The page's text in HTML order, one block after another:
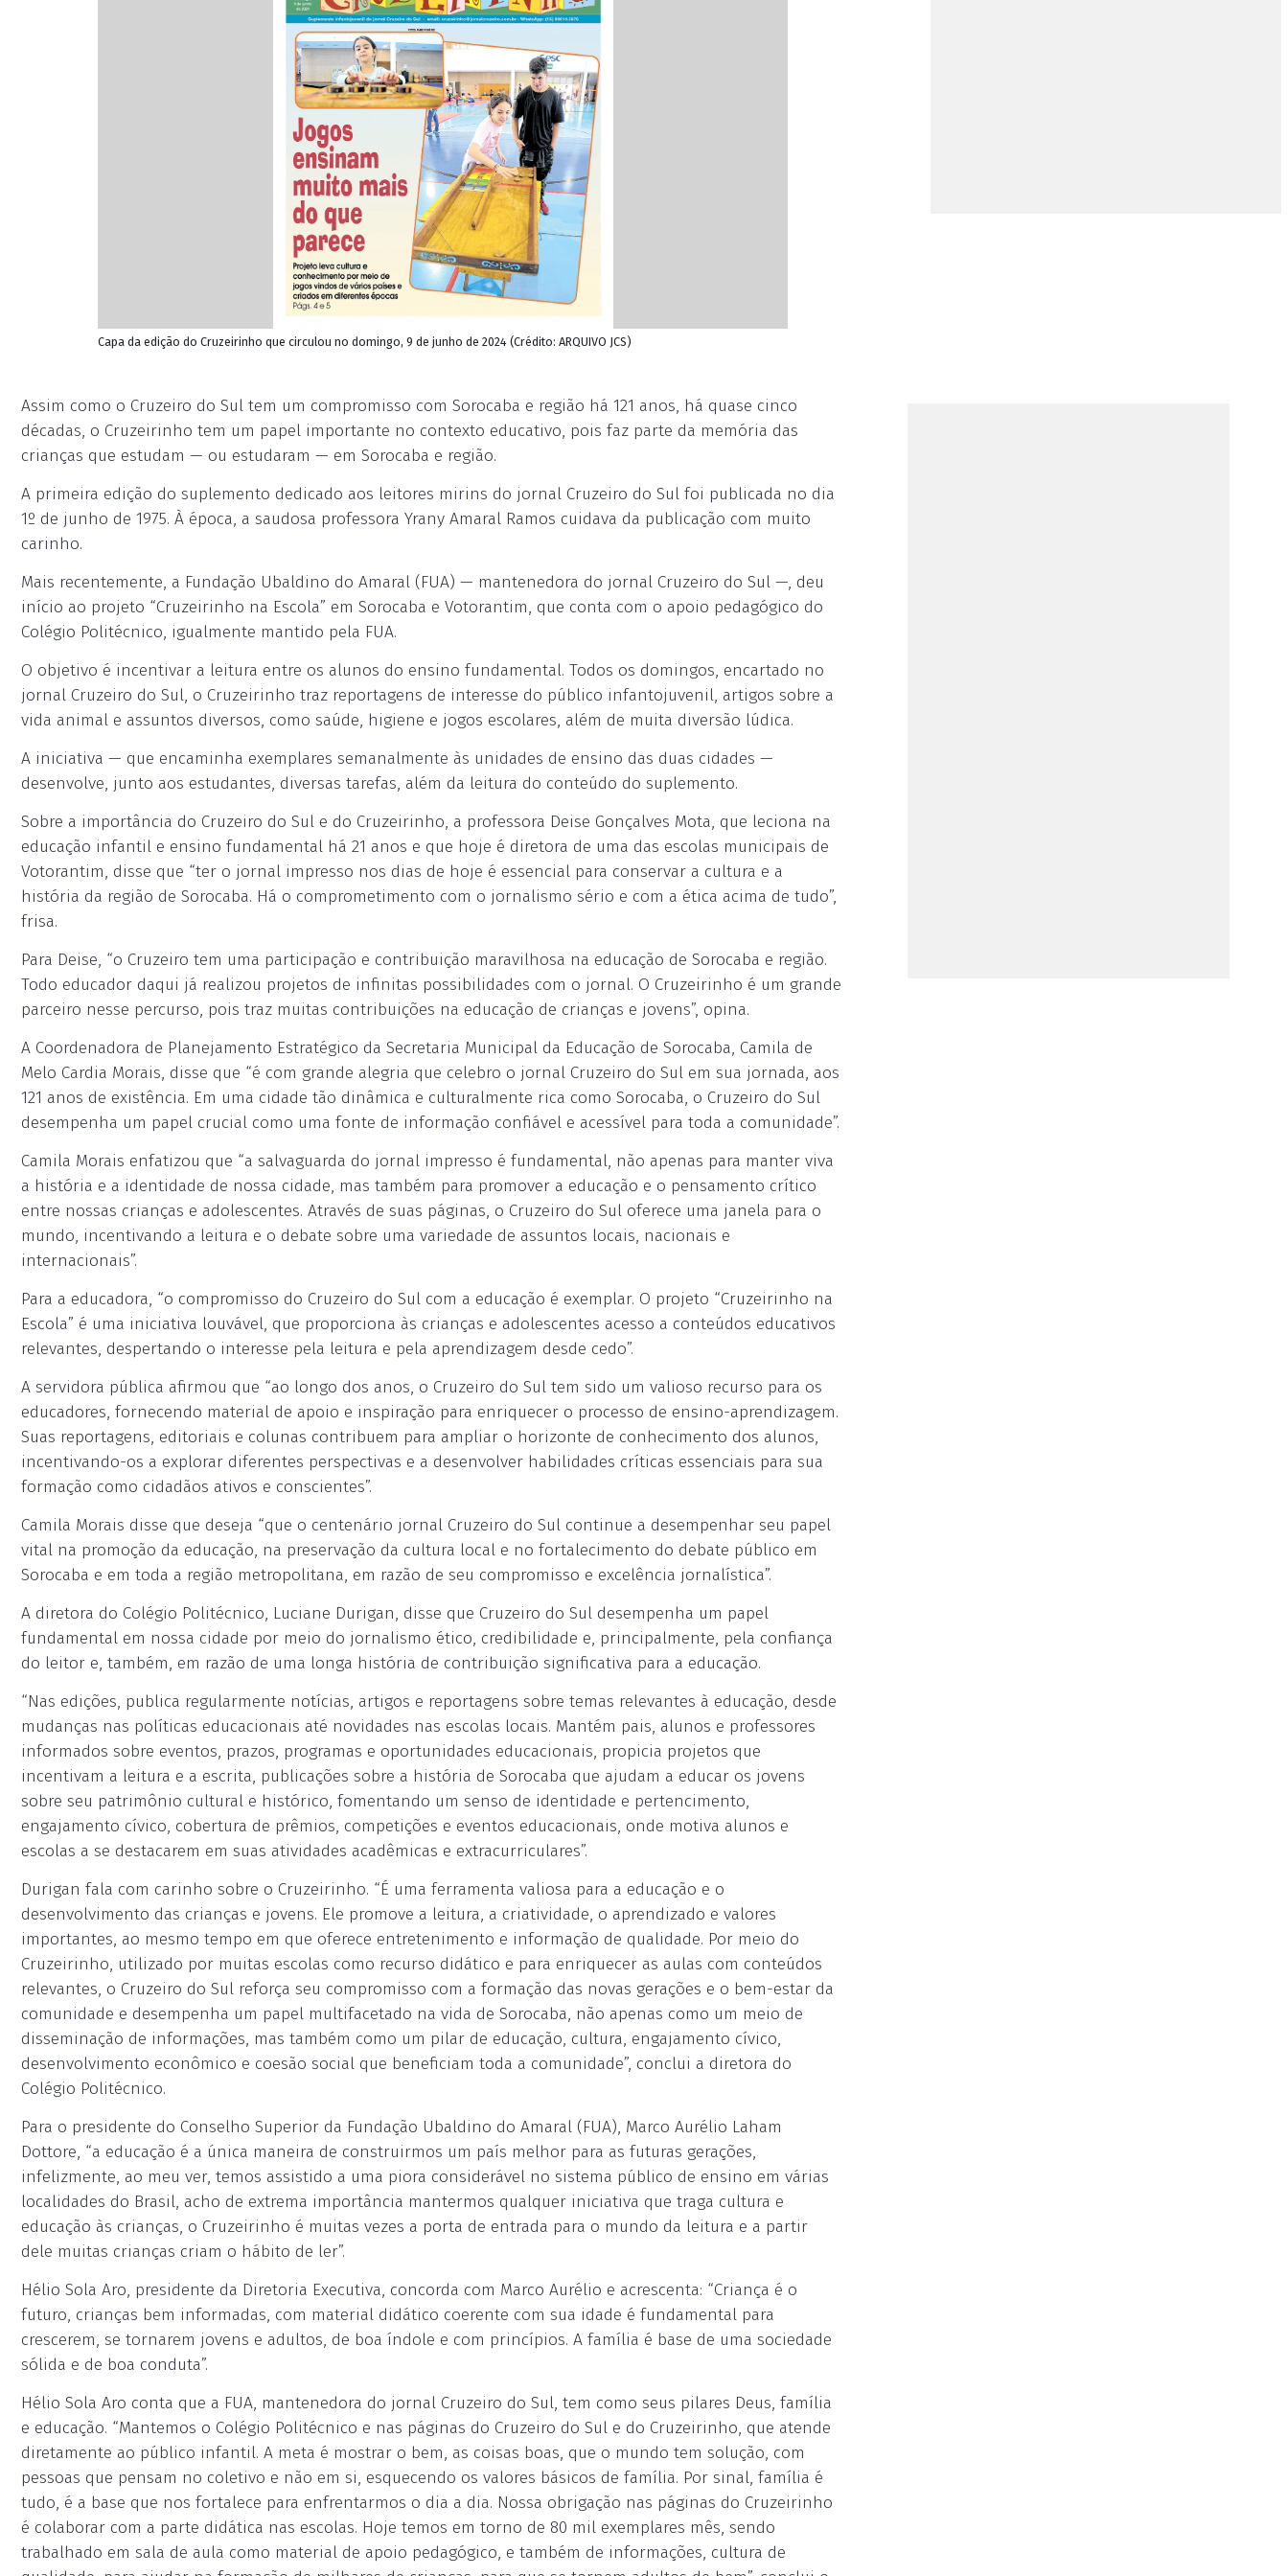
Capa da edição do Cruzeirinho que circulou no domingo, 9 de junho de 2024 (Crédito: ARQUIVO JCS)
Assim como o Cruzeiro do Sul tem um compromisso com Sorocaba e região há 121 anos, há quase cinco
décadas, o Cruzeirinho tem um papel importante no contexto educativo, pois faz parte da memória das
crianças que estudam — ou estudaram — em Sorocaba e região.
A primeira edição do suplemento dedicado aos leitores mirins do jornal Cruzeiro do Sul foi publicada no dia
1º de junho de 1975. À época, a saudosa professora Yrany Amaral Ramos cuidava da publicação com muito
carinho.
Mais recentemente, a Fundação Ubaldino do Amaral (FUA) — mantenedora do jornal Cruzeiro do Sul —, deu
início ao projeto “Cruzeirinho na Escola” em Sorocaba e Votorantim, que conta com o apoio pedagógico do
Colégio Politécnico, igualmente mantido pela FUA.
O objetivo é incentivar a leitura entre os alunos do ensino fundamental. Todos os domingos, encartado no
jornal Cruzeiro do Sul, o Cruzeirinho traz reportagens de interesse do público infantojuvenil, artigos sobre a
vida animal e assuntos diversos, como saúde, higiene e jogos escolares, além de muita diversão lúdica.
A iniciativa — que encaminha exemplares semanalmente às unidades de ensino das duas cidades —
desenvolve, junto aos estudantes, diversas tarefas, além da leitura do conteúdo do suplemento.
Sobre a importância do Cruzeiro do Sul e do Cruzeirinho, a professora Deise Gonçalves Mota, que leciona na
educação infantil e ensino fundamental há 21 anos e que hoje é diretora de uma das escolas municipais de
Votorantim, disse que “ter o jornal impresso nos dias de hoje é essencial para conservar a cultura e a
história da região de Sorocaba. Há o comprometimento com o jornalismo sério e com a ética acima de tudo”,
frisa.
Para Deise, “o Cruzeiro tem uma participação e contribuição maravilhosa na educação de Sorocaba e região.
Todo educador daqui já realizou projetos de infinitas possibilidades com o jornal. O Cruzeirinho é um grande
parceiro nesse percurso, pois traz muitas contribuições na educação de crianças e jovens”, opina.
A Coordenadora de Planejamento Estratégico da Secretaria Municipal da Educação de Sorocaba, Camila de
Melo Cardia Morais, disse que “é com grande alegria que celebro o jornal Cruzeiro do Sul em sua jornada, aos
121 anos de existência. Em uma cidade tão dinâmica e culturalmente rica como Sorocaba, o Cruzeiro do Sul
desempenha um papel crucial como uma fonte de informação confiável e acessível para toda a comunidade”.
Camila Morais enfatizou que “a salvaguarda do jornal impresso é fundamental, não apenas para manter viva
a história e a identidade de nossa cidade, mas também para promover a educação e o pensamento crítico
entre nossas crianças e adolescentes. Através de suas páginas, o Cruzeiro do Sul oferece uma janela para o
mundo, incentivando a leitura e o debate sobre uma variedade de assuntos locais, nacionais e
internacionais”.
Para a educadora, “o compromisso do Cruzeiro do Sul com a educação é exemplar. O projeto “Cruzeirinho na
Escola” é uma iniciativa louvável, que proporciona às crianças e adolescentes acesso a conteúdos educativos
relevantes, despertando o interesse pela leitura e pela aprendizagem desde cedo”.
A servidora pública afirmou que “ao longo dos anos, o Cruzeiro do Sul tem sido um valioso recurso para os
educadores, fornecendo material de apoio e inspiração para enriquecer o processo de ensino-aprendizagem.
Suas reportagens, editoriais e colunas contribuem para ampliar o horizonte de conhecimento dos alunos,
incentivando-os a explorar diferentes perspectivas e a desenvolver habilidades críticas essenciais para sua
formação como cidadãos ativos e conscientes”.
Camila Morais disse que deseja “que o centenário jornal Cruzeiro do Sul continue a desempenhar seu papel
vital na promoção da educação, na preservação da cultura local e no fortalecimento do debate público em
Sorocaba e em toda a região metropolitana, em razão de seu compromisso e excelência jornalística”.
A diretora do Colégio Politécnico, Luciane Durigan, disse que Cruzeiro do Sul desempenha um papel
fundamental em nossa cidade por meio do jornalismo ético, credibilidade e, principalmente, pela confiança
do leitor e, também, em razão de uma longa história de contribuição significativa para a educação.
“Nas edições, publica regularmente notícias, artigos e reportagens sobre temas relevantes à educação, desde
mudanças nas políticas educacionais até novidades nas escolas locais. Mantém pais, alunos e professores
informados sobre eventos, prazos, programas e oportunidades educacionais, propicia projetos que
incentivam a leitura e a escrita, publicações sobre a história de Sorocaba que ajudam a educar os jovens
sobre seu patrimônio cultural e histórico, fomentando um senso de identidade e pertencimento,
engajamento cívico, cobertura de prêmios, competições e eventos educacionais, onde motiva alunos e
escolas a se destacarem em suas atividades acadêmicas e extracurriculares”.
Durigan fala com carinho sobre o Cruzeirinho. “É uma ferramenta valiosa para a educação e o
desenvolvimento das crianças e jovens. Ele promove a leitura, a criatividade, o aprendizado e valores
importantes, ao mesmo tempo em que oferece entretenimento e informação de qualidade. Por meio do
Cruzeirinho, utilizado por muitas escolas como recurso didático e para enriquecer as aulas com conteúdos
relevantes, o Cruzeiro do Sul reforça seu compromisso com a formação das novas gerações e o bem-estar da
comunidade e desempenha um papel multifacetado na vida de Sorocaba, não apenas como um meio de
disseminação de informações, mas também como um pilar de educação, cultura, engajamento cívico,
desenvolvimento econômico e coesão social que beneficiam toda a comunidade”, conclui a diretora do
Colégio Politécnico.
Para o presidente do Conselho Superior da Fundação Ubaldino do Amaral (FUA), Marco Aurélio Laham
Dottore, “a educação é a única maneira de construirmos um país melhor para as futuras gerações,
infelizmente, ao meu ver, temos assistido a uma piora considerável no sistema público de ensino em várias
localidades do Brasil, acho de extrema importância mantermos qualquer iniciativa que traga cultura e
educação às crianças, o Cruzeirinho é muitas vezes a porta de entrada para o mundo da leitura e a partir
dele muitas crianças criam o hábito de ler”.
Hélio Sola Aro, presidente da Diretoria Executiva, concorda com Marco Aurélio e acrescenta: “Criança é o
futuro, crianças bem informadas, com material didático coerente com sua idade é fundamental para
crescerem, se tornarem jovens e adultos, de boa índole e com princípios. A família é base de uma sociedade
sólida e de boa conduta”.
Hélio Sola Aro conta que a FUA, mantenedora do jornal Cruzeiro do Sul, tem como seus pilares Deus, família
e educação. “Mantemos o Colégio Politécnico e nas páginas do Cruzeiro do Sul e do Cruzeirinho, que atende
diretamente ao público infantil. A meta é mostrar o bem, as coisas boas, que o mundo tem solução, com
pessoas que pensam no coletivo e não em si, esquecendo os valores básicos de família. Por sinal, família é
tudo, é a base que nos fortalece para enfrentarmos o dia a dia. Nossa obrigação nas páginas do Cruzeirinho
é colaborar com a parte didática nas escolas. Hoje temos em torno de 80 mil exemplares mês, sendo
trabalhado em sala de aula como material de apoio pedagógico, e também de informações, cultura de